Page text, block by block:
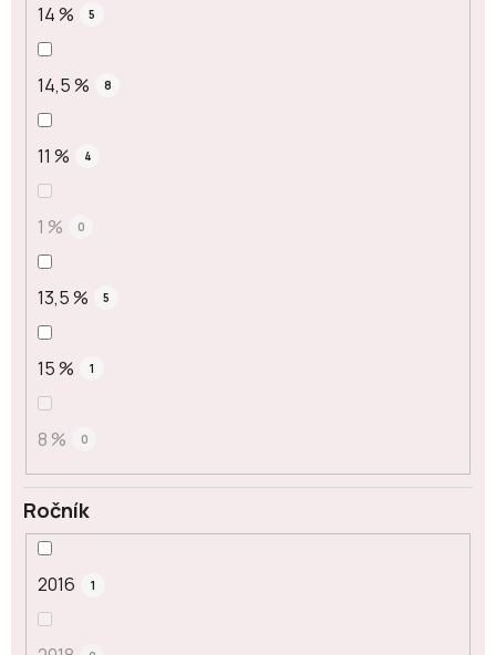
14 % 5
14,5 % 8
11 % 4
1 % 0
13,5 % 5
15 % 1
8 % 0
Ročník
2016 1